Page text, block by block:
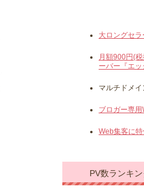
大ロングセラ
月額900円(
ーバー『エッ
マルチドメ
ブロガー専用
Web集客に
PV数ランキ